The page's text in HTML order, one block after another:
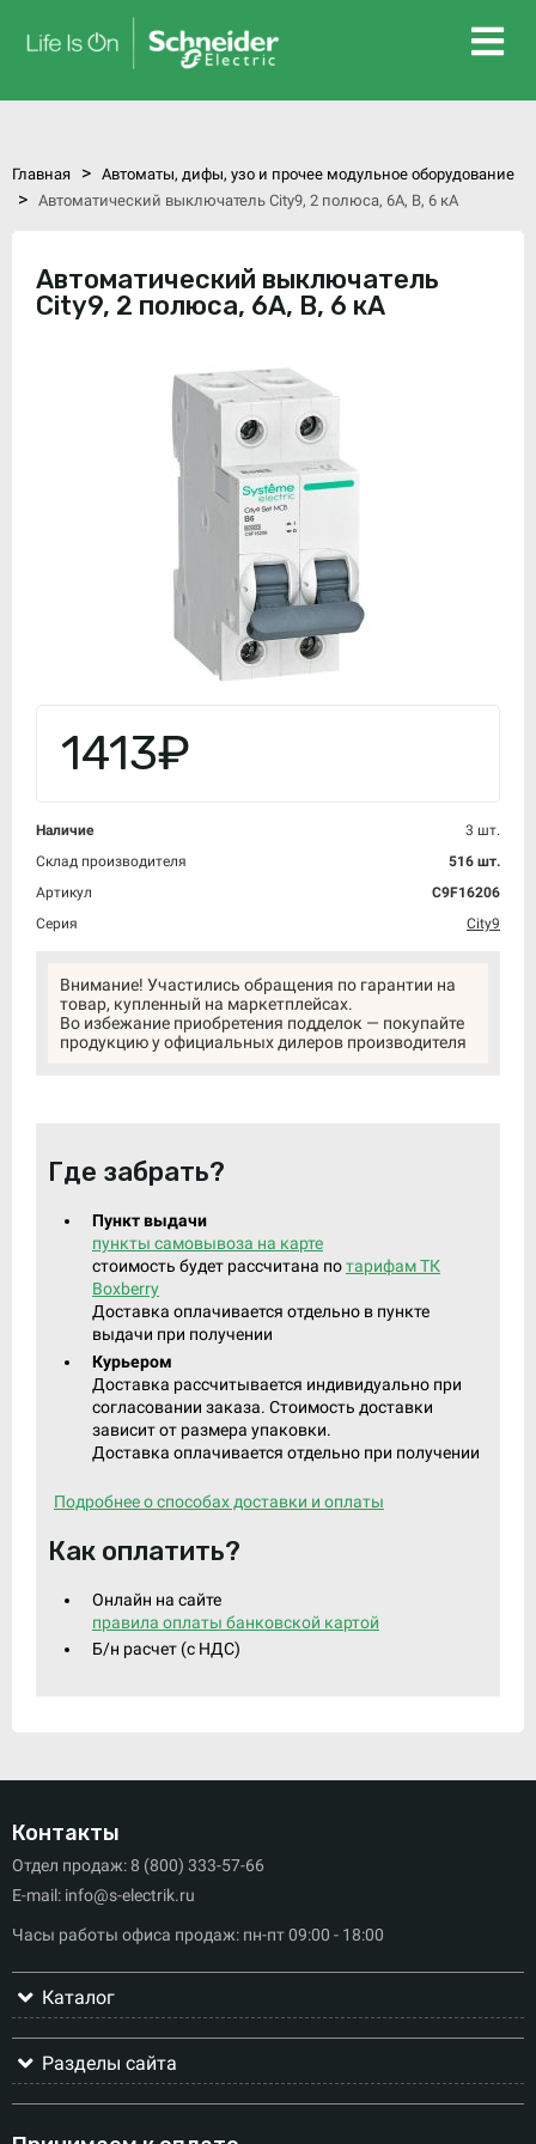
Главная > Автоматы, дифы, узо и прочее модульное оборудование
> Автоматический выключатель City9, 2 полюса, 6А, B, 6 кА
Автоматический выключатель
City9, 2 полюса, 6А, B, 6 кА
1413₽
Наличие
3 шт.
Склад производителя
516 шт.
Артикул
C9F16206
Серия
City9
Внимание! Участились обращения по гарантии на
товар, купленный на маркетплейсах.
Во избежание приобретения подделок — покупайте
продукцию у официальных дилеров производителя
Где забрать?
Пункт выдачи
пункты самовывоза на карте
стоимость будет рассчитана потарифам ТК
Boxberry
Доставка оплачивается отдельно в пункте
выдачи при получении
Курьером
Доставка рассчитывается индивидуально при
согласовании заказа. Стоимость доставки
зависит от размера упаковки.
Доставка оплачивается отдельно при получении
Подробнее о способах доставки и оплаты
Как оплатить?
Онлайн на сайте
правила оплаты банковской картой
Б/н расчет (c НДС)
Контакты
Отдел продаж: 8 (800) 333-57-66
E-mail: info@s-electrik.ru
Часы работы офиса продаж: пн-пт 09:00 - 18:00
Каталог
Разделы сайта